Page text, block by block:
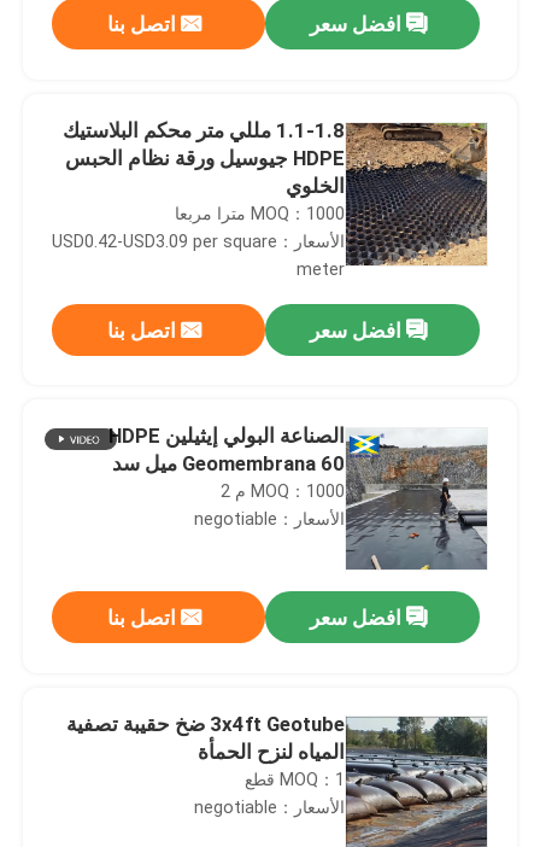
افضل سعر اتصل بنا
1.1-1.8 مللي متر محكم البلاستيك
HDPE جيوسيل ورقة نظام الحبس
الخلوي
MOQ：1000 مترا مربعا
الأسعار：USD0.42-USD3.09 per square
meter
افضل سعر اتصل بنا
الصناعة البولي إيثيلين HDPE
Geomembrana 60 ميل سد
MOQ：1000 م 2
الأسعار：negotiable
افضل سعر اتصل بنا
3x4ft Geotube ضخ حقيبة تصفية
المياه لنزح الحمأة
MOQ：1 قطع
الأسعار：negotiable